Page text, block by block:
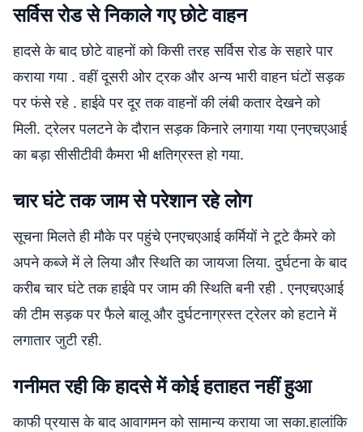
सर्विस रोड से निकाले गए छोटे वाहन
हादसे के बाद छोटे वाहनों को किसी तरह सर्विस रोड के सहारे पार
कराया गया . वहीं दूसरी ओर ट्रक और अन्य भारी वाहन घंटों सड़क
पर फंसे रहे . हाईवे पर दूर तक वाहनों की लंबी कतार देखने को
मिली. ट्रेलर पलटने के दौरान सड़क किनारे लगाया गया एनएचएआई
का बड़ा सीसीटीवी कैमरा भी क्षतिग्रस्त हो गया.
चार घंटे तक जाम से परेशान रहे लोग
सूचना मिलते ही मौके पर पहुंचे एनएचएआई कर्मियों ने टूटे कैमरे को
अपने कब्जे में ले लिया और स्थिति का जायजा लिया. दुर्घटना के बाद
करीब चार घंटे तक हाईवे पर जाम की स्थिति बनी रही . एनएचएआई
की टीम सड़क पर फैले बालू और दुर्घटनाग्रस्त ट्रेलर को हटाने में
लगातार जुटी रही.
गनीमत रही कि हादसे में कोई हताहत नहीं हुआ
काफी प्रयास के बाद आवागमन को सामान्य कराया जा सका.हालांकि